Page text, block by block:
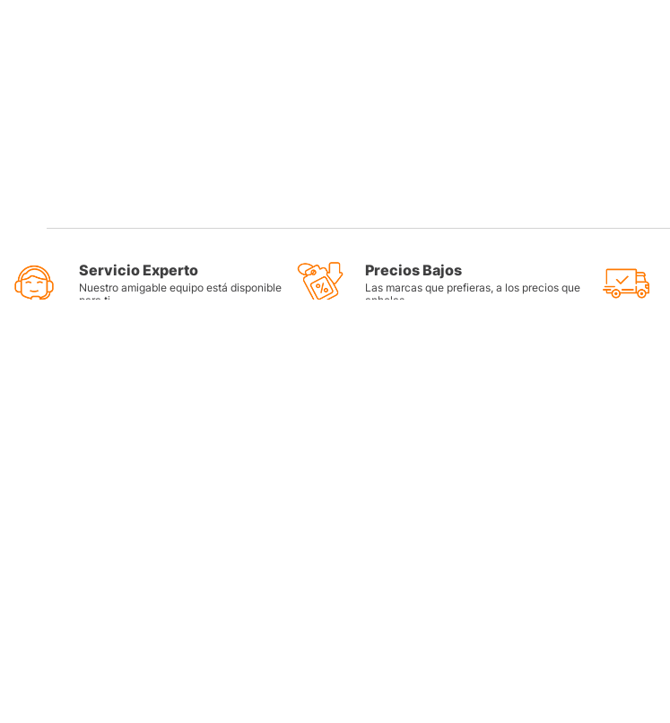
Servicio Experto
Nuestro amigable equipo está disponible
para ti
Precios Bajos
Las marcas que prefieras, a los precios que
anhelas